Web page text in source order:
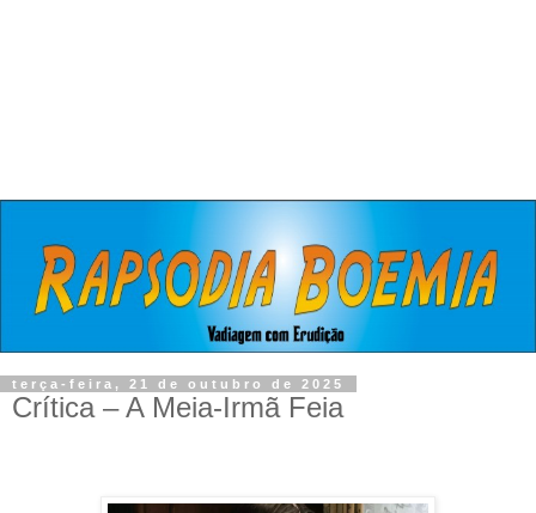
terça-feira, 21 de outubro de 2025
Crítica – A Meia-Irmã Feia